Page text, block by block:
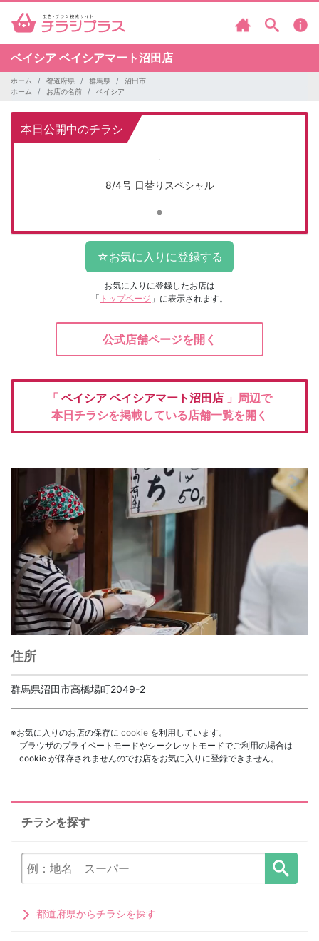
ベイシア ベイシアマート沼田店
ホーム 都道府県 群馬県
沼田市
ホーム
お店の名前 ベイシア
本日公開中のチラシ
8/4号 日替りスペシャル
お気に入りに登録したお店は
「 トップページ 」に表示されます。
公式店舗ページを開く
「 ベイシア ベイシアマート沼田店 」周辺で
本日チラシを掲載している店舗一覧を開く
住所
群馬県沼田市高橋場町2049-2
※お気に入りのお店の保存に cookie を利用しています。
ブラウザのプライベートモードやシークレットモードでご利用の場合は
cookie が保存されませんのでお店をお気に入りに登録できません。
チラシを探す
都道府県からチラシを探す